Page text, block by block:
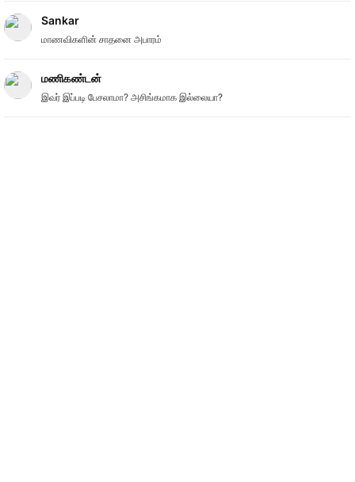
Sankar
மாணவிகளின் சாதனை அபாரம்
மணிகண்டன்
இவர் இப்படி பேசலாமா? அசிங்கமாக இல்லையா?